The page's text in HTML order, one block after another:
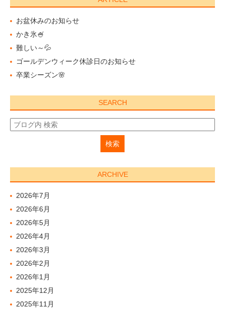
お盆休みのお知らせ
かき氷🍧
難しい～💦
ゴールデンウィーク休診日のお知らせ
卒業シーズン🌸
SEARCH
ARCHIVE
2026年7月
2026年6月
2026年5月
2026年4月
2026年3月
2026年2月
2026年1月
2025年12月
2025年11月